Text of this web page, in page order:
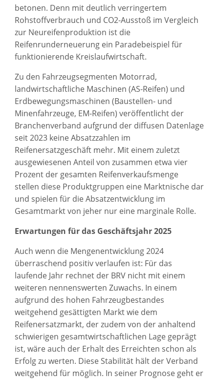
betonen. Denn mit deutlich verringertem
Rohstoffverbrauch und CO2-Ausstoß im Vergleich
zur Neureifenproduktion ist die
Reifenrunderneuerung ein Paradebeispiel für
funktionierende Kreislaufwirtschaft.
Zu den Fahrzeugsegmenten Motorrad,
landwirtschaftliche Maschinen (AS-Reifen) und
Erdbewegungsmaschinen (Baustellen- und
Minenfahrzeuge, EM-Reifen) veröffentlicht der
Branchenverband aufgrund der diffusen Datenlage
seit 2023 keine Absatzzahlen im
Reifenersatzgeschäft mehr. Mit einem zuletzt
ausgewiesenen Anteil von zusammen etwa vier
Prozent der gesamten Reifenverkaufsmenge
stellen diese Produktgruppen eine Marktnische dar
und spielen für die Absatzentwicklung im
Gesamtmarkt von jeher nur eine marginale Rolle.
Erwartungen für das Geschäftsjahr 2025
Auch wenn die Mengenentwicklung 2024
überraschend positiv verlaufen ist: Für das
laufende Jahr rechnet der BRV nicht mit einem
weiteren nennenswerten Zuwachs. In einem
aufgrund des hohen Fahrzeugbestandes
weitgehend gesättigten Markt wie dem
Reifenersatzmarkt, der zudem von der anhaltend
schwierigen gesamtwirtschaftlichen Lage geprägt
ist, wäre auch der Erhalt des Erreichten schon als
Erfolg zu werten. Diese Stabilität hält der Verband
weitgehend für möglich. In seiner Prognose geht er